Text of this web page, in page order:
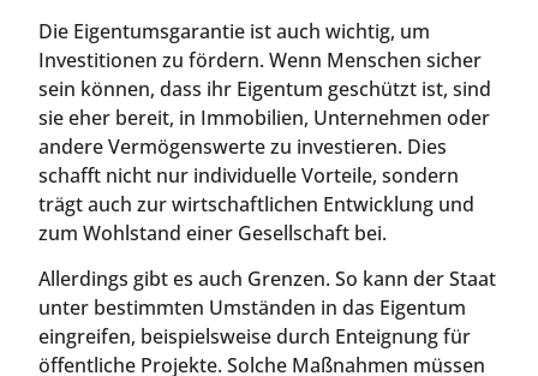
Die Eigentumsgarantie ist auch wichtig, um
Investitionen zu fördern. Wenn Menschen sicher
sein können, dass ihr Eigentum geschützt ist, sind
sie eher bereit, in Immobilien, Unternehmen oder
andere Vermögenswerte zu investieren. Dies
schafft nicht nur individuelle Vorteile, sondern
trägt auch zur wirtschaftlichen Entwicklung und
zum Wohlstand einer Gesellschaft bei.
Allerdings gibt es auch Grenzen. So kann der Staat
unter bestimmten Umständen in das Eigentum
eingreifen, beispielsweise durch Enteignung für
öffentliche Projekte. Solche Maßnahmen müssen